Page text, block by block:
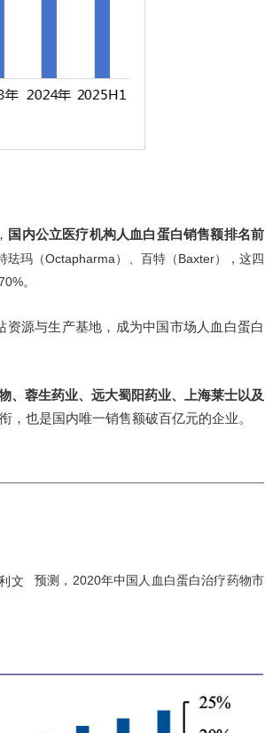
国内公立医疗机构人血白蛋白销售额排名前
珐玛（Octapharma）、百特（Baxter），这四
。
源与生产基地，成为中国市场人血白蛋白
、蓉生药业、远大蜀阳药业、上海莱士以及
，也是国内唯一销售额破百亿元的企业。
文
预测，2020年中国人血白蛋白治疗药物市